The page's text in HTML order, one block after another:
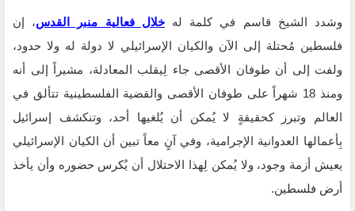
وشدد الشيخ قاسم في كلمة له خلال فعالية منبر القدس، إن
فلسطين مُحتلة إلى الآن والكيان الإسرائيلي لا دولة له ولا حدود،
ولفت إلى أن طوفان الأقصى جاء لِيقلب المعادلة، مشيراً إلى أنه
ومنذ 18 شهراً على طوفان الأقصى والقضية الفلسطينية تتألق في
العالم وتبرز كحقيقةٍ لا يُمكن أن يُلغيها ‌‏أحد، وتنكشف إسرائيل
بِأعمالها العدوانية الإجرامية، وفي آنٍ معاً تبين أن الكيان الإسرائيلي
يعيش أزمة ‌‏وجود، ولا يُمكن لِهذا الاحتلال أن يُكرس حضوره وأن يأخذ
أرض فلسطين.‏